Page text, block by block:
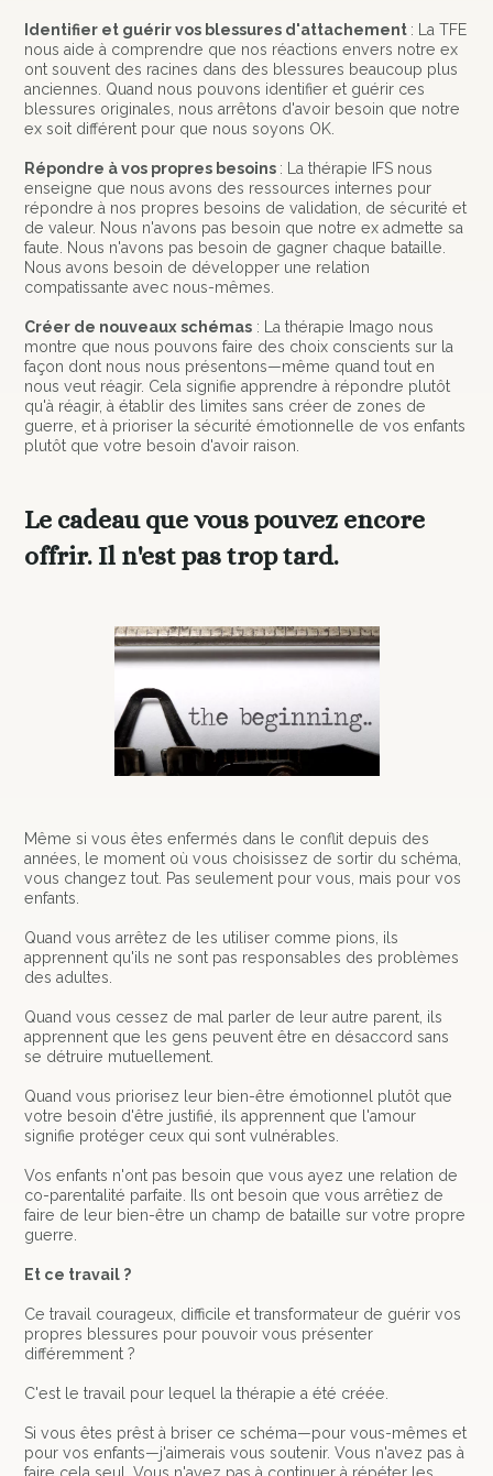
Identifier et guérir vos blessures d'attachement : La TFE
nous aide à comprendre que nos réactions envers notre ex
ont souvent des racines dans des blessures beaucoup plus
anciennes. Quand nous pouvons identifier et guérir ces
blessures originales, nous arrêtons d'avoir besoin que notre
ex soit différent pour que nous soyons OK.
Répondre à vos propres besoins : La thérapie IFS nous
enseigne que nous avons des ressources internes pour
répondre à nos propres besoins de validation, de sécurité et
de valeur. Nous n'avons pas besoin que notre ex admette sa
faute. Nous n'avons pas besoin de gagner chaque bataille.
Nous avons besoin de développer une relation
compatissante avec nous-mêmes.
Créer de nouveaux schémas : La thérapie Imago nous
montre que nous pouvons faire des choix conscients sur la
façon dont nous nous présentons—même quand tout en
nous veut réagir. Cela signifie apprendre à répondre plutôt
qu'à réagir, à établir des limites sans créer de zones de
guerre, et à prioriser la sécurité émotionnelle de vos enfants
plutôt que votre besoin d'avoir raison.
Le cadeau que vous pouvez encore
offrir. Il n'est pas trop tard.
Même si vous êtes enfermés dans le conflit depuis des
années, le moment où vous choisissez de sortir du schéma,
vous changez tout. Pas seulement pour vous, mais pour vos
enfants.
Quand vous arrêtez de les utiliser comme pions, ils
apprennent qu'ils ne sont pas responsables des problèmes
des adultes.
Quand vous cessez de mal parler de leur autre parent, ils
apprennent que les gens peuvent être en désaccord sans
se détruire mutuellement.
Quand vous priorisez leur bien-être émotionnel plutôt que
votre besoin d'être justifié, ils apprennent que l'amour
signifie protéger ceux qui sont vulnérables.
Vos enfants n'ont pas besoin que vous ayez une relation de
co-parentalité parfaite. Ils ont besoin que vous arrêtiez de
faire de leur bien-être un champ de bataille sur votre propre
guerre.
Et ce travail ?
Ce travail courageux, difficile et transformateur de guérir vos
propres blessures pour pouvoir vous présenter
différemment ?
C'est le travail pour lequel la thérapie a été créée.
Si vous êtes prêst à briser ce schéma—pour vous-mêmes et
pour vos enfants—j'aimerais vous soutenir. Vous n'avez pas à